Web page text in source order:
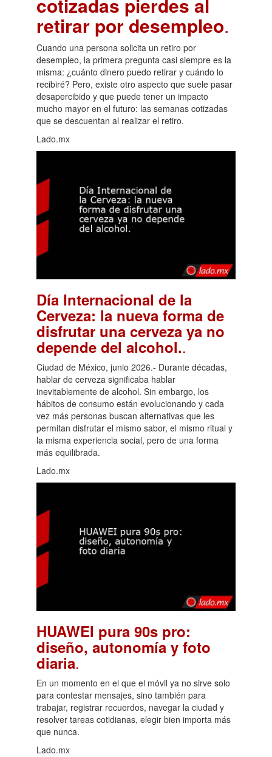
cotizadas pierdes al
retirar por desempleo.
Cuando una persona solicita un retiro por
desempleo, la primera pregunta casi siempre es la
misma: ¿cuánto dinero puedo retirar y cuándo lo
recibiré? Pero, existe otro aspecto que suele pasar
desapercibido y que puede tener un impacto
mucho mayor en el futuro: las semanas cotizadas
que se descuentan al realizar el retiro.
Lado.mx
Día Internacional de la
Cerveza: la nueva forma de
disfrutar una cerveza ya no
depende del alcohol..
Ciudad de México, junio 2026.- Durante décadas,
hablar de cerveza significaba hablar
inevitablemente de alcohol. Sin embargo, los
hábitos de consumo están evolucionando y cada
vez más personas buscan alternativas que les
permitan disfrutar el mismo sabor, el mismo ritual y
la misma experiencia social, pero de una forma
más equilibrada.
Lado.mx
HUAWEI pura 90s pro:
diseño, autonomía y foto
diaria.
En un momento en el que el móvil ya no sirve solo
para contestar mensajes, sino también para
trabajar, registrar recuerdos, navegar la ciudad y
resolver tareas cotidianas, elegir bien importa más
que nunca.
Lado.mx